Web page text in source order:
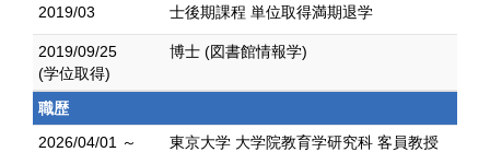
2019/03
士後期課程 単位取得満期退学
2019/09/25
(学位取得)
博士 (図書館情報学)
職歴
2026/04/01 ～
東京大学 大学院教育学研究科 客員教授